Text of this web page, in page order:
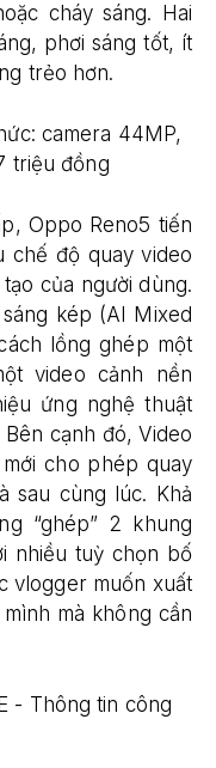
cháy sáng. Hai
phơi sáng tốt, ít
trẻo hơn.
Oppo Reno5 tiến
chế độ quay video
của người dùng.
kép (AI Mixed
lồng ghép một
video cảnh nền
ứng nghệ thuật
cạnh đó, Video
cho phép quay
sau cùng lúc. Khả
“ghép” 2 khung
nhiều tuỳ chọn bố
vlogger muốn xuất
mà không cần